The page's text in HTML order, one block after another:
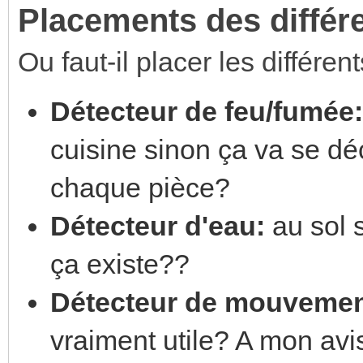
Placements des
Ou faut-il placer les
Détecteur de feu/fumée:
cuisine sinon ça va se
chaque pièce?
Détecteur d'eau: au sol
ça existe??
Détecteur de
vraiment utile? A mon